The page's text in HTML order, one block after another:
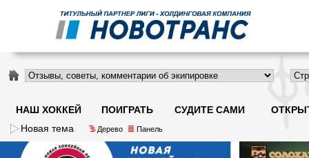
НАШ ХОККЕЙ ПОИГРАТЬ СУДИТЕ САМИ
Новая тема
Дерево Панель